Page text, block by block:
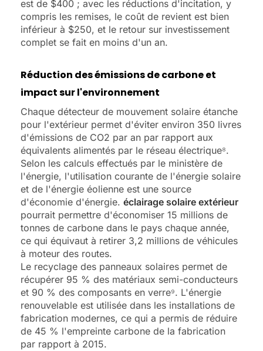
est de $400 ; avec les réductions d'incitation, y
compris les remises, le coût de revient est bien
inférieur à $250, et le retour sur investissement
complet se fait en moins d'un an.
Réduction des émissions de carbone et
impact sur l'environnement
Chaque détecteur de mouvement solaire étanche
pour l'extérieur permet d'éviter environ 350 livres
d'émissions de CO2 par an par rapport aux
équivalents alimentés par le réseau électrique⁸.
Selon les calculs effectués par le ministère de
l'énergie, l'utilisation courante de l'énergie solaire
et de l'énergie éolienne est une source
d'économie d'énergie. éclairage solaire extérieur
pourrait permettre d'économiser 15 millions de
tonnes de carbone dans le pays chaque année,
ce qui équivaut à retirer 3,2 millions de véhicules
à moteur des routes.
Le recyclage des panneaux solaires permet de
récupérer 95 % des matériaux semi-conducteurs
et 90 % des composants en verre⁹. L'énergie
renouvelable est utilisée dans les installations de
fabrication modernes, ce qui a permis de réduire
de 45 % l'empreinte carbone de la fabrication
par rapport à 2015.